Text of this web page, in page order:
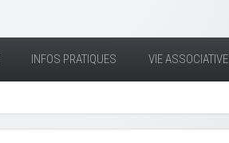
INFOS PRATIQUES VIE ASSOCIATIVE